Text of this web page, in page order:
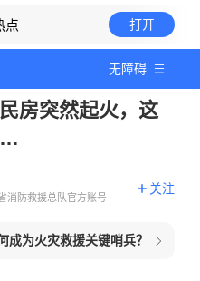
点 打开
无障碍
房突然起火，这
消防救援总队官方账号
关注
成为火灾救援关键哨兵？